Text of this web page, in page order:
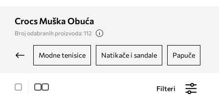
Crocs Muška Obuća
Broj odabranih proizvoda: 112
modne tenisice natikače i sandale papuče
Filteri